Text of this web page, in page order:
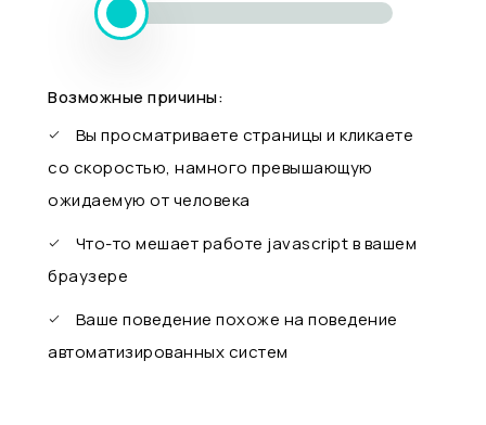
Возможные причины:
Вы просматриваете страницы и кликаете
со скоростью, намного превышающую
ожидаемую от человека
Что-то мешает работе javascript в вашем
браузере
Ваше поведение похоже на поведение
автоматизированных систем